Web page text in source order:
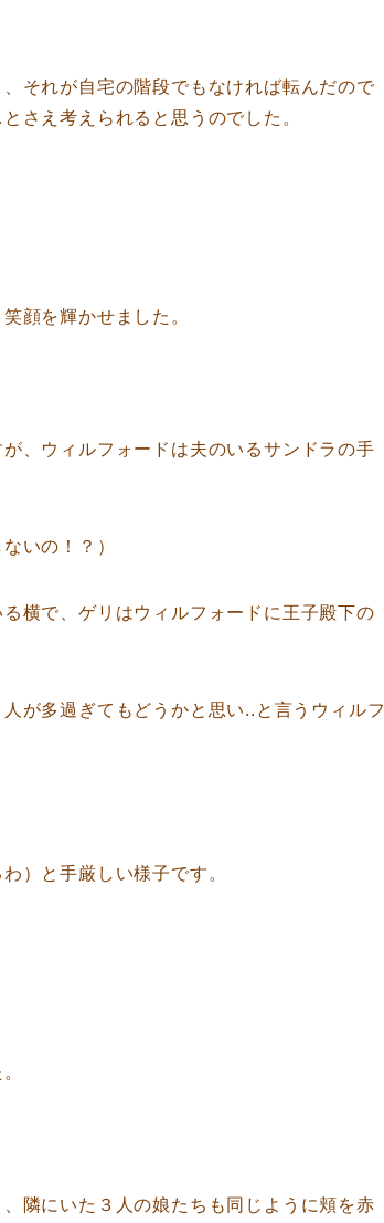
それが自宅の階段でもなければ転んだので
さえ考えられると思うのでした。
顔を輝かせました。
、ウィルフォードは夫のいるサンドラの手
いの！？）
横で、ゲリはウィルフォードに王子殿下の
が多過ぎてもどうかと思い..と言うウィルフ
）と手厳しい様子です。
隣にいた３人の娘たちも同じように頬を赤